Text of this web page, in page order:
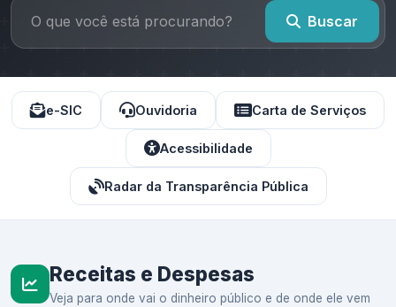
Buscar
e-SIC Ouvidoria Carta de Serviços
Acessibilidade
Radar da Transparência Pública
Receitas e Despesas
Veja para onde vai o dinheiro público e de onde ele vem